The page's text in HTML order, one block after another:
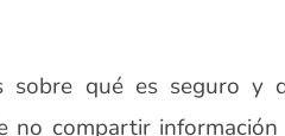
sobre qué es seguro y
compartir